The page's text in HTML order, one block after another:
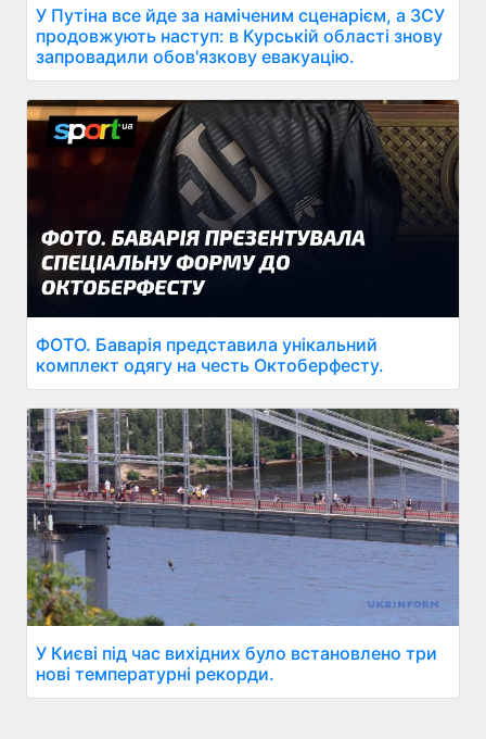
У Путіна все йде за наміченим сценарієм, а ЗСУ
продовжують наступ: в Курській області знову
запровадили обов'язкову евакуацію.
ФОТО. Баварія представила унікальний
комплект одягу на честь Октоберфесту.
У Києві під час вихідних було встановлено три
нові температурні рекорди.